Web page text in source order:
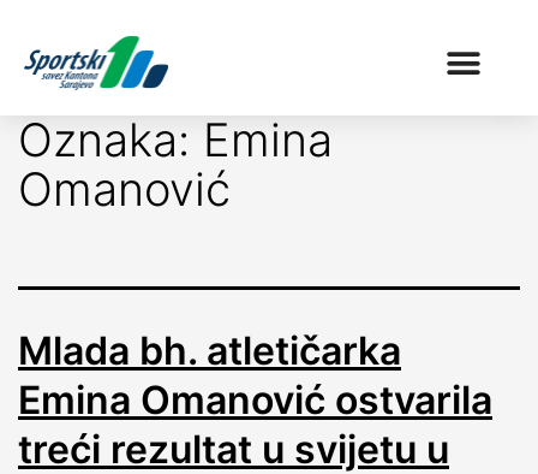
Oznaka: Emina
Omanović
Mlada bh. atletičarka
Emina Omanović ostvarila
treći rezultat u svijetu u